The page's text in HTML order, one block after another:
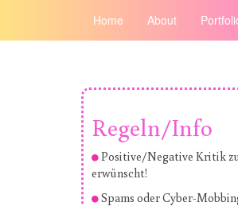
Home About
Regeln/Info
Positive/Negative Kritik
erwünscht!
Spams oder Cyber-